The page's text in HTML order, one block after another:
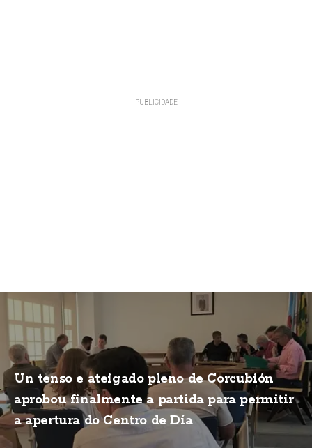
Un tenso e ateigado pleno de Corcubión
aprobou finalmente a partida para permitir
a apertura do Centro de Día